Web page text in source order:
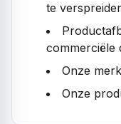
te
commerciële
Onze
Onze